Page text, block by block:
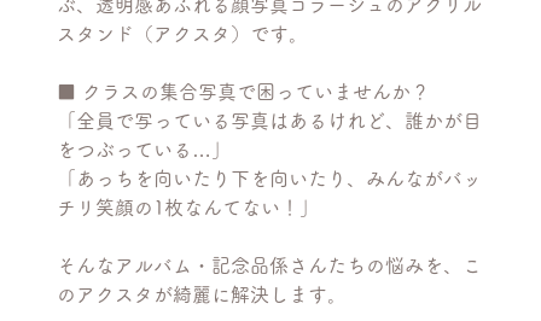
ぶ、透明感あふれる顔写真コラージュのアクリル
スタンド（アクスタ）です。
■ クラスの集合写真で困っていませんか？
「全員で写っている写真はあるけれど、誰かが目
をつぶっている…」
「あっちを向いたり下を向いたり、みんながバッ
チリ笑顔の1枚なんてない！」
そんなアルバム・記念品係さんたちの悩みを、こ
のアクスタが綺麗に解決します。